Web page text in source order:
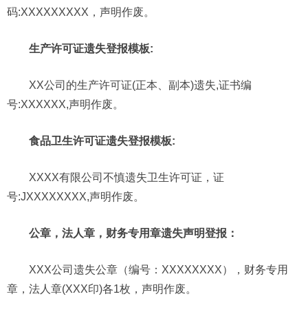
码:XXXXXXXXX，声明作废。
生产许可证遗失登报模板:
XX公司的生产许可证(正本、副本)遗失,证书编
号:XXXXXX,声明作废。
食品卫生许可证遗失登报模板:
XXXX有限公司不慎遗失卫生许可证，证
号:JXXXXXXXX,声明作废。
公章，法人章，财务专用章遗失声明登报：
XXX公司遗失公章（编号：XXXXXXXX），财务专用
章，法人章(XXX印)各1枚，声明作废。